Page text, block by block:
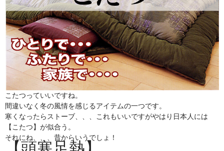
こたつっていいですね。
間違いなく冬の風情を感じるアイテムの一つです。
寒くなったらストーブ、、、これもいいですがやはり日本人には
【こたつ】が似合う。
それにね、、、昔からいうでしょ！